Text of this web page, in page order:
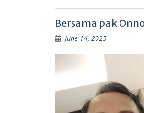
Bersama pak
June 14, 2025